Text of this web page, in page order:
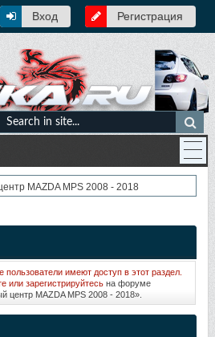
Вход Регистрация
MAZDA MPS 2008 - 2018
пользователи имеют доступ в этот раздел.
илизарегистрируйтесь на форуме
центр MAZDA MPS 2008 - 2018».